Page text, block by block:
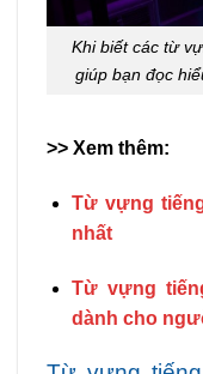
Khi biết các từ
giúp bạn đọc
>> Xem thêm:
Từ vựng
nhất
Từ vựng
dành cho